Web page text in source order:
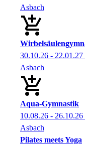
Aqua-Gymnastik
10.08.26 - 26.10.26
Asbach
Pilates meets Yoga
Asbach
30.10.26 - 22.01.27
Asbach